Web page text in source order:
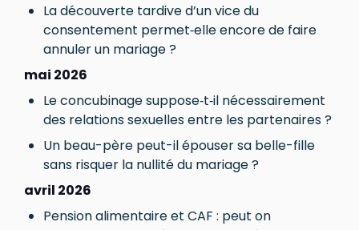
La découverte tardive d’un vice du
consentement permet‑elle encore de faire
annuler un mariage ?
mai 2026
Le concubinage suppose‑t‑il nécessairement
des relations sexuelles entre les partenaires ?
Un beau-père peut-il épouser sa belle-fille
sans risquer la nullité du mariage ?
avril 2026
Pension alimentaire et CAF : peut on